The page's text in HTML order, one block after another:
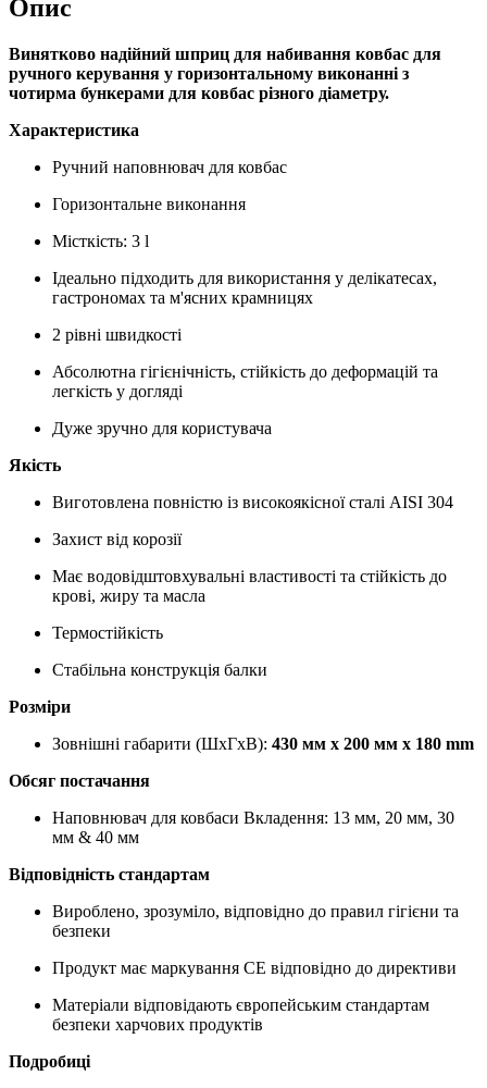
Опис
Винятково надійний шприц для набивання ковбас для
ручного керування у горизонтальному виконанні з
чотирма бункерами для ковбас різного діаметру.
Характеристика
Ручний наповнювач для ковбас
Горизонтальне виконання
Місткість: 3 l
Ідеально підходить для використання у делікатесах,
гастрономах та м'ясних крамницях
2 рівні швидкості
Абсолютна гігієнічність, стійкість до деформацій та
легкість у догляді
Дуже зручно для користувача
Якість
Виготовлена ​​повністю із високоякісної сталі AISI 304
Захист від корозії
Має водовідштовхувальні властивості та стійкість до
крові, жиру та масла
Термостійкість
Стабільна конструкція балки
Розміри
Зовнішні габарити (ШxГxВ): 430 мм x 200 мм x 180 mm
Обсяг постачання
Наповнювач для ковбаси Вкладення: 13 мм, 20 мм, 30
мм & 40 мм
Відповідність стандартам
Вироблено, зрозуміло, відповідно до правил гігієни та
безпеки
Продукт має маркування CE відповідно до директиви
Матеріали відповідають європейським стандартам
безпеки харчових продуктів
Подробиці